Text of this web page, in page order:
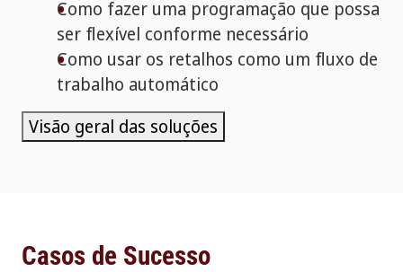
Como fazer uma programação que possa
ser flexível conforme necessário
Como usar os retalhos como um fluxo de
trabalho automático
Visão geral das soluções
Casos de Sucesso